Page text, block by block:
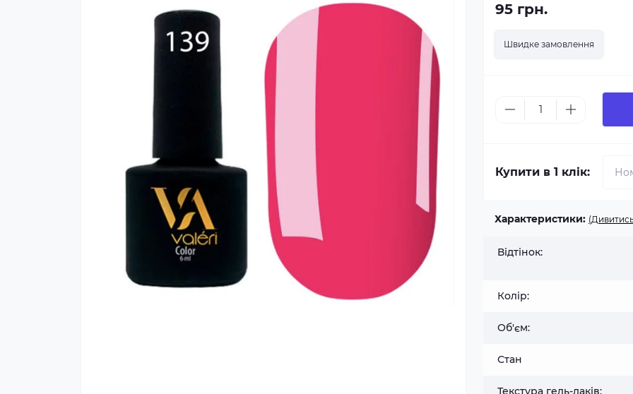
95 грн.
Швидке замовлення
Купити в 1 клік:
Характеристики:
Відтінок:
Колір:
Об'єм:
Стан
Текстура гель-лаків: